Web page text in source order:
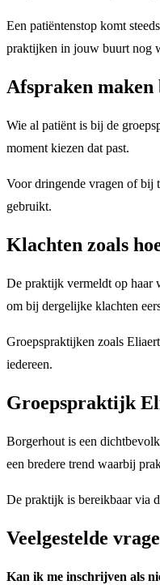
Een patiëntenstop komt
praktijken in jouw buurt nog
Afspraken
Wie al patiënt is bij de
moment kiezen dat past.
Voor dringende vragen of bij
gebruikt.
Klachten zoals
De praktijk vermeldt op haar
om bij dergelijke klachten
Groepspraktijken zoals
iedereen.
Groepspraktijk
Borgerhout is een
een bredere trend waarbij
De praktijk is bereikbaar via
Veelgestelde
Kan ik me inschrijven als